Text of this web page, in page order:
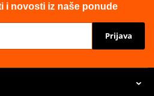
i novosti iz naše ponude
Prijava